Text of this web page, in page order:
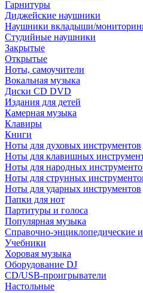
Гарнитуры
Диджейские наушники
Наушники вкладыши/
Студийные наушники
Закрытые
Открытые
Ноты, самоучители
Вокальная музыка
Диски CD DVD
Издания для детей
Камерная музыка
Клавиры
Книги
Ноты для духовых инструментов
Ноты для клавишных
Ноты для народных
Ноты для струнных
Ноты для ударных инструментов
Папки для нот
Партитуры и голоса
Популярная музыка
Справочно-энциклопедические
Учебники
Хоровая музыка
Оборудование DJ
CD/USB-проигрыватели
Настольные